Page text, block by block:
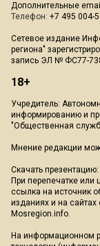
Дополнительные
Телефон: +7 495 004-
Сетевое издание
региона"
запись ЭЛ № ФС77-
18+
Учредитель:
информированию и
"Общественная
Мнение редакции
Скачать презентацию:
При перепечатке или
ссылка на источник
изданиях и на
Mosregion.info.
На информационном